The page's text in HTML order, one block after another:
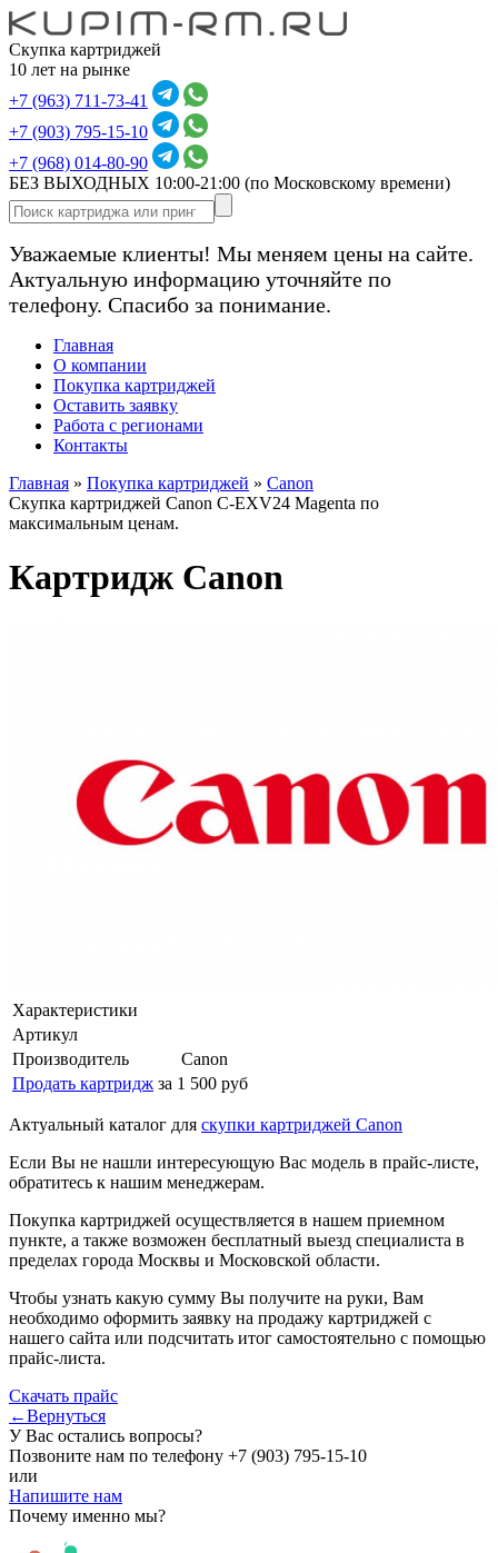
Скупка картриджей
10 лет на рынке
+7 (963) 711-73-41
+7 (903) 795-15-10
+7 (968) 014-80-90
БЕЗ ВЫХОДНЫХ 10:00-21:00 (по Московскому времени)
Уважаемые клиенты! Мы меняем цены на сайте.
Актуальную информацию уточняйте по
телефону. Спасибо за понимание.
Главная
О компании
Покупка картриджей
Оставить заявку
Работа с регионами
Контакты
Главная » Покупка картриджей » Canon
Скупка картриджей Canon C-EXV24 Magenta по
максимальным ценам.
Картридж Canon
Характеристики
Артикул
Производитель
Canon
Продать картридж за 1 500 руб
Актуальный каталог для скупки картриджей Canon
Если Вы не нашли интересующую Вас модель в прайс-листе,
обратитесь к нашим менеджерам.
Покупка картриджей осуществляется в нашем приемном
пункте, а также возможен бесплатный выезд специалиста в
пределах города Москвы и Московской области.
Чтобы узнать какую сумму Вы получите на руки, Вам
необходимо оформить заявку на продажу картриджей с
нашего сайта или подсчитать итог самостоятельно с помощью
прайс-листа.
Скачать прайс
←Вернуться
У Вас остались вопросы?
Позвоните нам по телефону +7 (903) 795-15-10
или
Напишите нам
Почему именно мы?